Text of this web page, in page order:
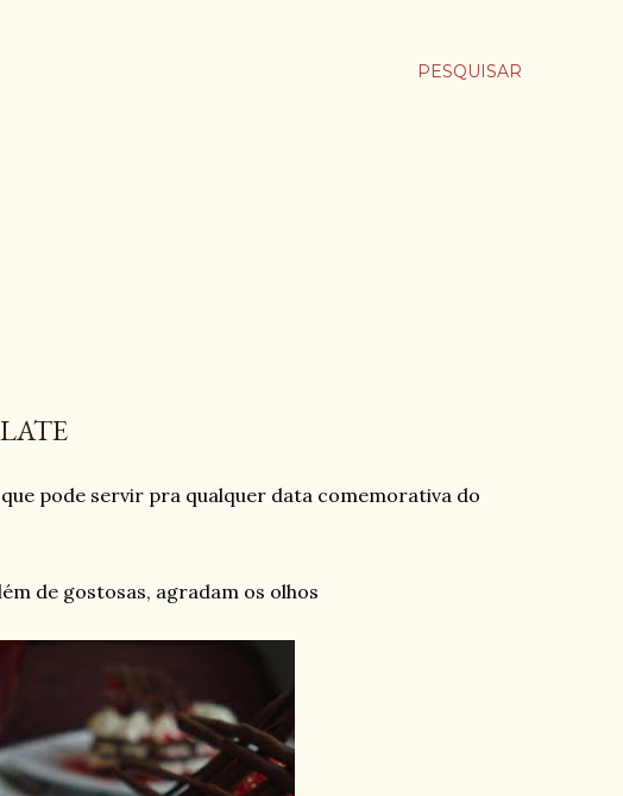
PESQUISAR
pode servir pra qualquer data comemorativa do
de gostosas, agradam os olhos